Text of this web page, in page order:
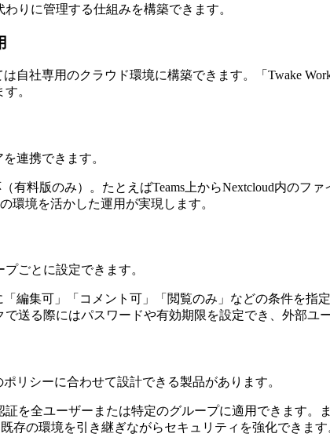
りに管理する仕組みを構築できます。
自社専用のクラウド環境に構築できます。「Twake
。
連携できます。
有料版のみ）。たとえばTeams上からNextcloud内の
環境を活かした運用が実現します。
ごとに設定できます。
「編集可」「コメント可」「閲覧のみ」などの条件を
送る際にはパスワードや有効期限を設定でき、外部ユ
リシーに合わせて設計できる製品があります。
証を全ユーザーまたは特定のグループに適用できます
存の環境を引き継ぎながらセキュリティを強化できます